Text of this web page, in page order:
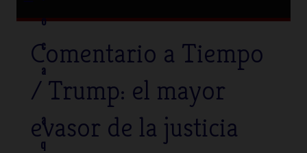
o
c
a
a
q
Comentario a Tiempo
/ Trump: el mayor
evasor de la justicia